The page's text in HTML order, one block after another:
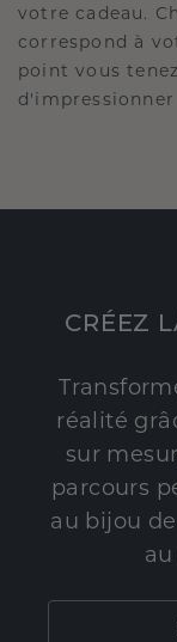
votre cadeau.
correspond à
point vous
CRÉEZ
réalité
sur
parcours
au bijou